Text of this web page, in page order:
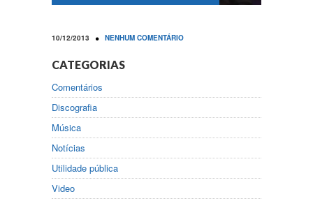
10/12/2013 • NENHUM COMENTÁRIO
CATEGORIAS
Comentários
Discografia
Música
Notícias
Utilidade pública
Video